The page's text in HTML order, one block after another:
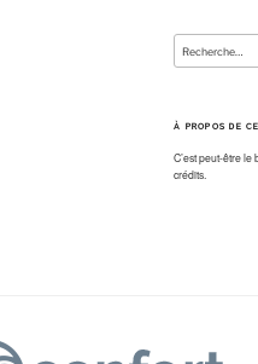
Recherche
pour
:
À PROPOS DE
C’est peut-être
crédits.